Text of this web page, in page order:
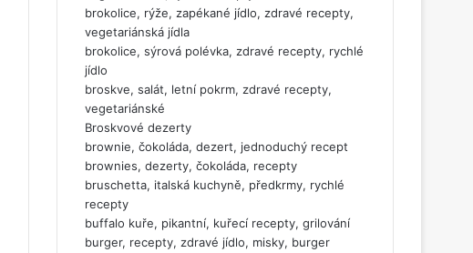
brokolice, rýže, zapékané jídlo, zdravé recepty,
vegetariánská jídla
brokolice, sýrová polévka, zdravé recepty, rychlé
jídlo
broskve, salát, letní pokrm, zdravé recepty,
vegetariánské
Broskvové dezerty
brownie, čokoláda, dezert, jednoduchý recept
brownies, dezerty, čokoláda, recepty
bruschetta, italská kuchyně, předkrmy, rychlé
recepty
buffalo kuře, pikantní, kuřecí recepty, grilování
burger, recepty, zdravé jídlo, misky, burger